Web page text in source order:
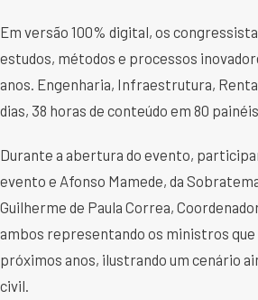
Em versão 100% digital, os
estudos, métodos e processos
anos. Engenharia, Infraestrutura,
dias, 38 horas de conteúdo em 80
Durante a abertura do evento,
evento e Afonso Mamede, da
Guilherme de Paula Correa,
ambos representando os ministros que
próximos anos, ilustrando um cenário
civil.